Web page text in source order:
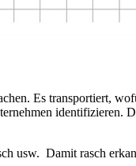
Es transportiert,
identifizieren.
usw. Damit rasch